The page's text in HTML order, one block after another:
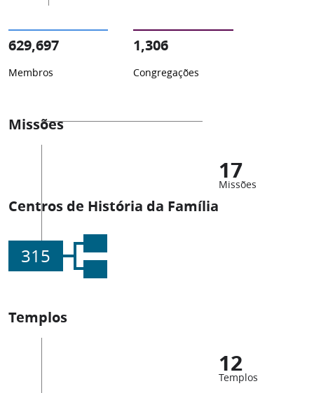
629,697
Membros
1,306
Congregações
Missões
17
Missões
Centros de História da Família
315
Templos
12
Templos